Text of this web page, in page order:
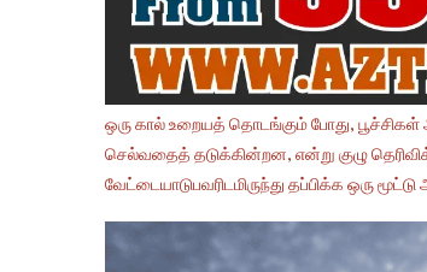
ஒரு கால் உறையத் தொடங்கும் போது, ​​பூச்சிகள்
செல்வதைத் தடுக்கின்றன, என்று குழு
வேட்டையாடுபவரிடமிருந்து தப்பிக்க ஒரு